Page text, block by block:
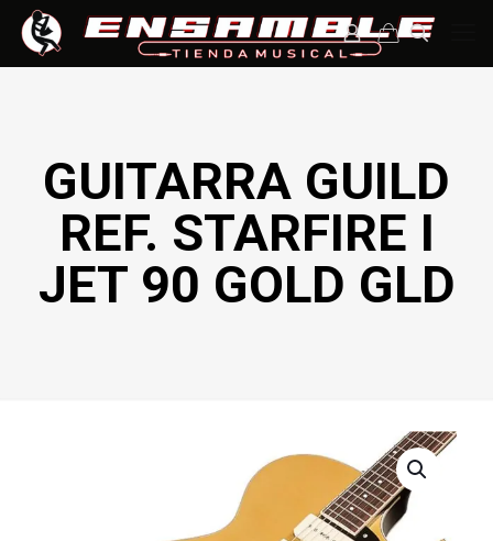
GUITARRA GUILD
REF. STARFIRE I
JET 90 GOLD GLD